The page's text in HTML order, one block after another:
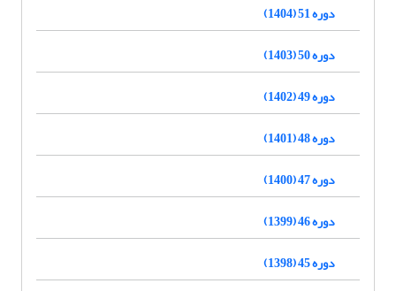
دوره 51 (1404)
دوره 50 (1403)
دوره 49 (1402)
دوره 48 (1401)
دوره 47 (1400)
دوره 46 (1399)
دوره 45 (1398)